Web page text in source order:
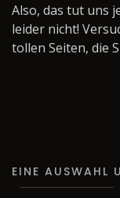
Also, das tut uns
leider nicht!
tollen Seiten, die
EINE AUSWAHL